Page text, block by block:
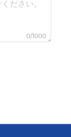
0/1000